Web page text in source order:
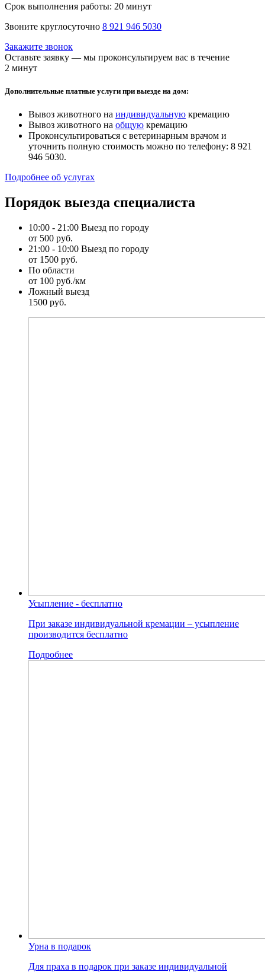
Срок выполнения работы: 20 минут
Звоните круглосуточно 8 921 946 5030
Закажите звонок
Оставьте заявку — мы проконсультируем вас в течение
2 минут
Дополнительные платные услуги при выезде на дом:
Вывоз животного на индивидуальную кремацию
Вывоз животного на общую кремацию
Проконсультироваться с ветеринарным врачом и
уточнить полную стоимость можно по телефону: 8 921
946 5030.
Подробнее об услугах
Порядок выезда специалиста
10:00 - 21:00 Выезд по городу
от 500 руб.
21:00 - 10:00 Выезд по городу
от 1500 руб.
По области
от 100 руб./км
Ложный выезд
1500 руб.
Усыпление - бесплатно
При заказе индивидуальной кремации – усыпление
производится бесплатно
Подробнее
Урна в подарок
Для праха в подарок при заказе индивидуальной